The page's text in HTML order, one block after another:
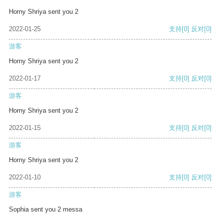
Horny Shriya sent you 2
2022-01-25 支持[0] 反对[0]
游客
Horny Shriya sent you 2
2022-01-17 支持[0] 反对[0]
游客
Horny Shriya sent you 2
2022-01-15 支持[0] 反对[0]
游客
Horny Shriya sent you 2
2022-01-10 支持[0] 反对[0]
游客
Sophia sent you 2 messa